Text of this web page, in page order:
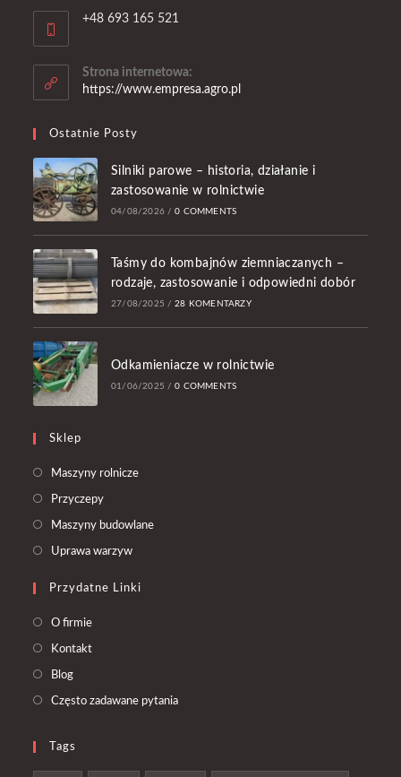
+48 693 165 521
Strona internetowa:
https://www.empresa.agro.pl
Ostatnie Posty
Silniki parowe – historia, działanie i
zastosowanie w rolnictwie
04/08/2026 / 0 COMMENTS
Taśmy do kombajnów ziemniaczanych –
rodzaje, zastosowanie i odpowiedni dobór
27/08/2025 / 28 KOMENTARZY
Odkamieniacze w rolnictwie
01/06/2025 / 0 COMMENTS
Sklep
Maszyny rolniczeOpens
PrzyczepyOpens
in
tab
Maszyny budowlaneOpens
Uprawa warzywOpens
a
Przydatne Linki
O firmie
Kontakt
Blog
Często zadawane pytania
Tags